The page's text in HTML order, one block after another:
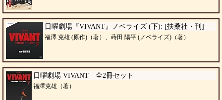
日曜劇場『VIVANT』ノベライズ (下): [扶桑社・刊]
福澤 克雄 (原作)（著）、蒔田 陽平 (ノベライズ)（著）
日曜劇場 VIVANT 全2冊セット
福澤克雄（著）